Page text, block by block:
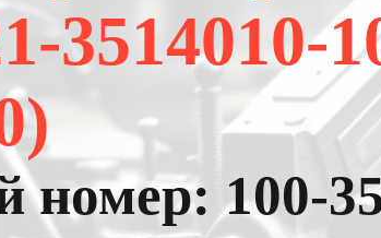
3514010-
100-